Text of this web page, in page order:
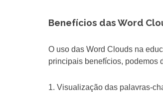
Benefícios das Word
O uso das Word Clouds na
principais benefícios, podemos
1. Visualização das palavras-